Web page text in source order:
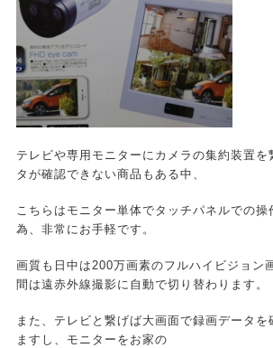
テレビや専用モニターにカメラの集約装置を
タが確認できない商品もある中、
こちらはモニター単体でタッチパネルでの操
為、非常にお手軽です。
画質も日中は200万画素のフルハイビジョン
間は遠赤外線撮影に自動で切り替わります。
また、テレビと繋げば大画面で録画データを
ますし、モニターをお家の